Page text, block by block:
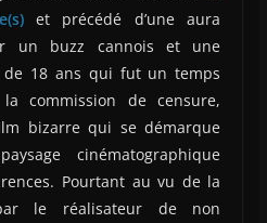
et précédé d’une aura
un buzz cannois et une
18 ans qui fut un temps
commission de censure,
bizarre qui se démarque
cinématographique
Pourtant au vu de la
le réalisateur de non